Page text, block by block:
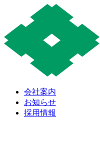
会社案内
お知らせ
採用情報